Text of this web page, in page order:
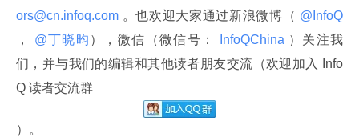
ors@cn.infoq.com 。也欢迎大家通过新浪微博（
，
@丁晓昀 ），微信（微信号： InfoQChina ）关注我
们，并与我们的编辑和其他读者朋友交流（欢迎加入 Info
Q 读者交流群
）。